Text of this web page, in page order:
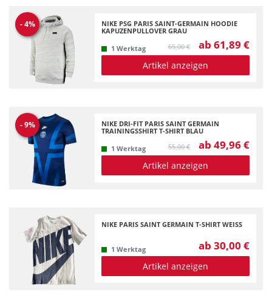
-4%
NIKE PSG PARIS SAINT-GERMAIN HOODIE
KAPUZENPULLOVER GRAU
1 Werktag 65,00 € ab 61,89 €
Artikel anzeigen
-9%
NIKE DRI-FIT PARIS SAINT GERMAIN
TRAININGSSHIRT T-SHIRT BLAU
1 Werktag 55,00 € ab 49,96 €
Artikel anzeigen
NIKE PARIS SAINT GERMAIN T-SHIRT WEISS
1 Werktag ab 30,00 €
Artikel anzeigen